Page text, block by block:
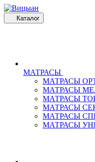
Каталог
МАТРАСЫ
МАТРАСЫ
МАТРАСЫ
МАТРАСЫ
МАТРАСЫ
МАТРАСЫ
МАТРАСЫ